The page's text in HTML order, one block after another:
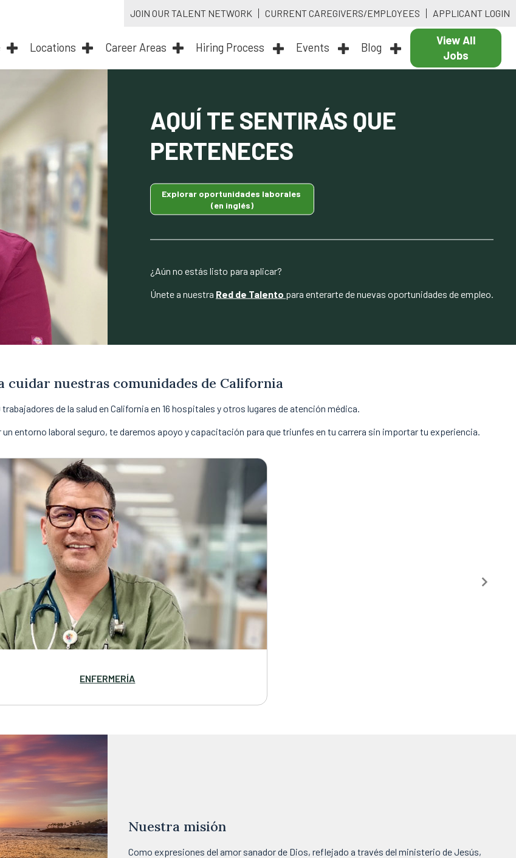
JOIN OUR TALENT NETWORK CURRENT CAREGIVERS/EMPLOYEES APPLICANT LOGIN
Locations Career Areas Hiring Process Events Blog
View All
Jobs
AQUÍ TE SENTIRÁS QUE
PERTENECES
Explorar oportunidades laborales
(en inglés)
¿Aún no estás listo para aplicar?
Únete a nuestra Red de Talento para enterarte de nuevas oportunidades de empleo.
cuidar nuestras comunidades de California
de la salud en California en 16 hospitales y otros lugares de atención médica.
entorno laboral seguro, te daremos apoyo y capacitación para que triunfes en tu carrera sin importar tu experiencia.
ENFERMERÍA
Nuestra misión
Como expresiones del amor sanador de Dios, reflejado a través del ministerio de Jesús,